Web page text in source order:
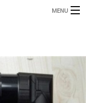
MENU